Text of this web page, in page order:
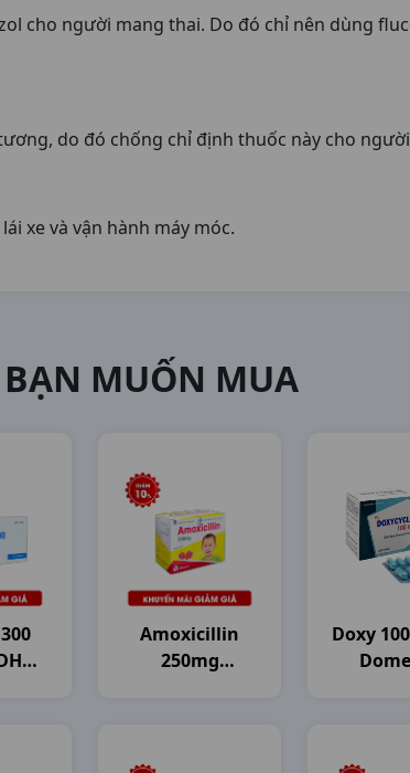
cho người mang thai. Do đó chỉ nên dùng
do đó chống chỉ định thuốc này cho
xe và vận hành máy móc.
BẠN MUỐN MUA
Amoxicillin
250mg
Doxy